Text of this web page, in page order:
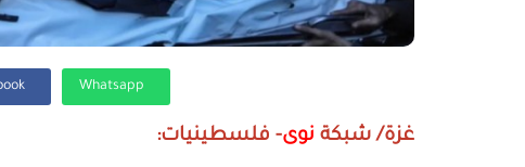
Facebook
غزة/ شبكة نوى- فلسطينيات: